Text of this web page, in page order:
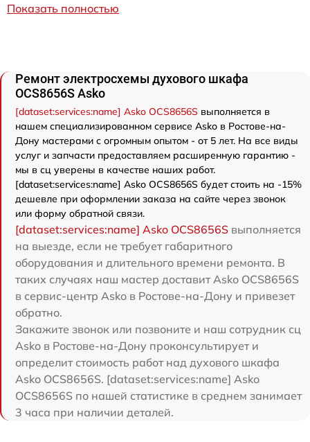
Показать полностью
Ремонт электросхемы духового шкафа
OCS8656S Asko
[dataset:services:name] Asko OCS8656S выполняется в
нашем специализированном сервисе Asko в Ростове-на-
Дону мастерами с огромным опытом - от 5 лет. На все виды
услуг и запчасти предоставляем расширенную гарантию -
мы в сц уверены в качестве наших работ.
[dataset:services:name] Asko OCS8656S будет стоить на -15%
дешевле при оформлении заказа на сайте через звонок
или форму обратной связи.
[dataset:services:name] Asko OCS8656S выполняется
на выезде, если не требует габаритного
оборудования и длительного времени ремонта. В
таких случаях наш мастер доставит Asko OCS8656S
в сервис-центр Asko в Ростове-на-Дону и привезет
обратно.
Закажите звонок или позвоните и наш сотрудник сц
Asko в Ростове-на-Дону проконсультирует и
определит стоимость работ над духового шкафа
Asko OCS8656S. [dataset:services:name] Asko
OCS8656S по нашей статистике в среднем занимает
3 часа при наличии деталей.